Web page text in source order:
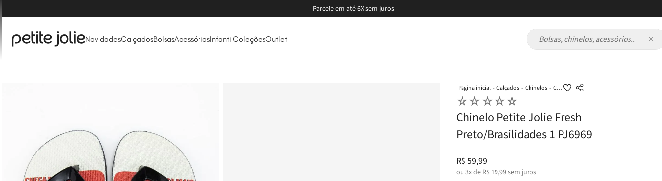
Parcele em até 6X sem juros
NovidadesCalçadosBolsasAcessóriosInfantilColeçõesOutlet
Bolsas, chinelos, acessórios...
Calçados Chinelos Chinelo Petite Jolie Fresh Preto/Brasilidades 1 PJ6969
☆☆☆☆☆
Chinelo Petite Jolie Fresh
Preto/Brasilidades 1 PJ6969
R$ 59,99
ou 3x de R$ 19,99sem juros